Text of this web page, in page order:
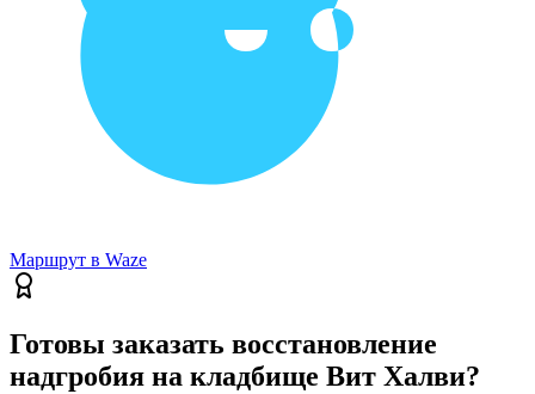
Маршрут в Waze
Готовы заказать восстановление
надгробия на кладбище Вит Халви?